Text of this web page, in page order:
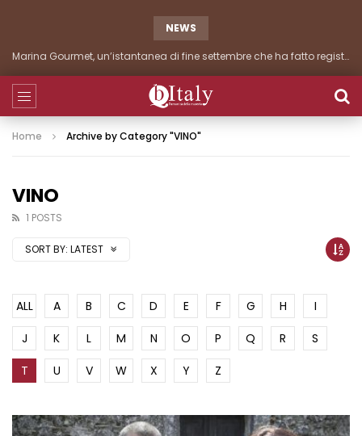
NEWS
Marina Gourmet, un’istantanea di fine settembre che ha fatto registrare importanti presenze
Home Archive by Category "VINO"
VINO
1 POSTS
SORT BY: LATEST
ALL A B C D E F G H
I
J
K L M N O P Q R
S
T
U V W X Y Z